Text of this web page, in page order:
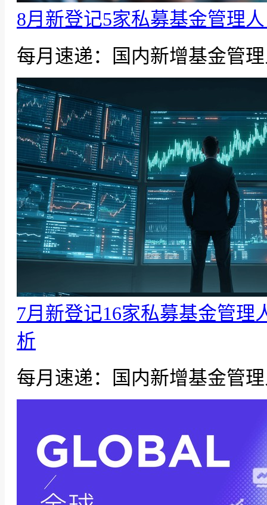
8月新登记5家私募基金管理
每月速递：国内新增基金管
7月新登记16家私募基金管理
析
每月速递：国内新增基金管